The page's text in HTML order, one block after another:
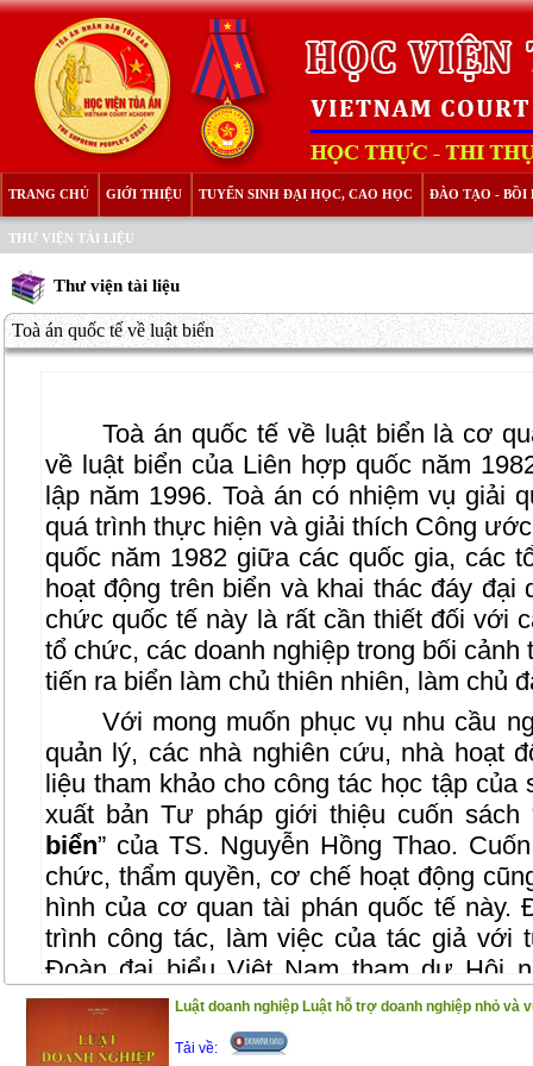
TRANG CHỦ GIỚI THIỆU TUYỂN SINH ĐẠI HỌC, CAO HỌC ĐÀO TẠO - BỒI
THƯ VIỆN TÀI LIỆU
Thư viện tài liệu
Toà án quốc tế về luật biển
Toà án quốc tế về luật biển là cơ
về luật biển của Liên hợp quốc năm
lập năm 1996. Toà án có nhiệm vụ giải
quá trình thực hiện và giải thích Công
quốc năm 1982 giữa các quốc gia, các
hoạt động trên biển và khai thác đáy
chức quốc tế này là rất cần thiết đối với
tổ chức, các doanh nghiệp trong bối
tiến ra biển làm chủ thiên nhiên, làm chủ
Với mong muốn phục vụ nhu cầu
quản lý, các nhà nghiên cứu, nhà hoạt
liệu tham khảo cho công tác học tập
xuất bản Tư pháp giới thiệu cuốn sách
biển” của TS. Nguyễn Hồng Thao.
chức, thẩm quyền, cơ chế hoạt động
hình của cơ quan tài phán quốc tế này.
trình công tác, làm việc của tác giả với
Đoàn đại biểu Việt Nam tham dự Hội
Công ước luật biển thành lập Toà án
Đây cũng là kết quả mà tác giả đúc kết
Luật doanh nghiệp Luật hỗ trợ doanh nghiệp nhỏ và
Tải về: